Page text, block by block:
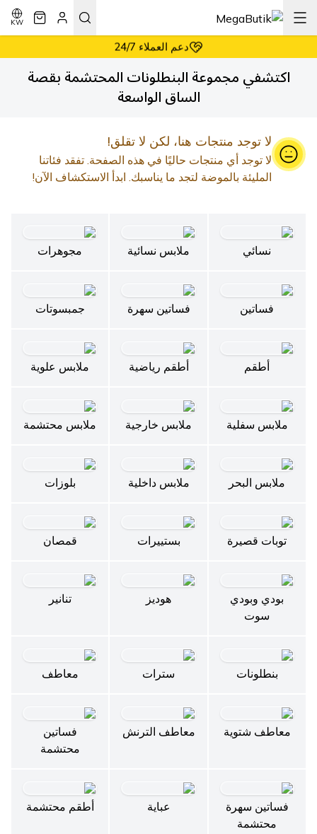
KW
دعم العملاء 24/7
أسعار معقولة دائماً
اكتشفي مجموعة البنطلونات المحتشمة بقصة
الساق الواسعة
لا توجد منتجات هنا، لكن لا تقلق!
لا توجد أي منتجات حاليًا في هذه الصفحة. تفقد فئاتنا
المليئة بالموضة لتجد ما يناسبك. ابدأ الاستكشاف الآن!
نسائي ملابس نسائية مجوهرات
فساتين فساتين سهرة جمبسوتات
أطقم أطقم رياضية ملابس علوية
ملابس سفلية ملابس خارجية ملابس محتشمة
ملابس البحر ملابس داخلية بلوزات
توبات قصيرة بستييرات قمصان
بودي وبودي
سوت
هوديز تنانير
بنطلونات سترات معاطف
معاطف شتوية معاطف الترنش
فساتين
محتشمة
فساتين سهرة
محتشمة
عباية أطقم محتشمة